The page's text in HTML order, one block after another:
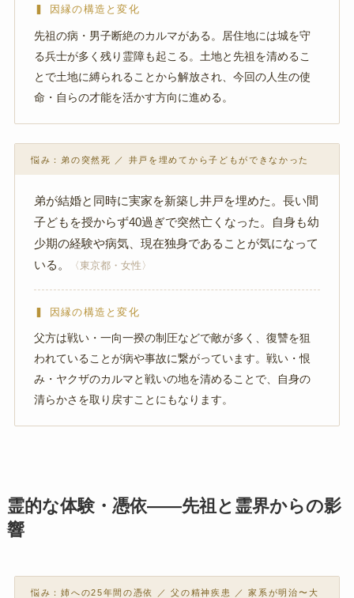
▍ 因縁の構造と変化
先祖の病・男子断絶のカルマがある。居住地には城を守
る兵士が多く残り霊障も起こる。土地と先祖を清めるこ
とで土地に縛られることから解放され、今回の人生の使
命・自らの才能を活かす方向に進める。
悩み：弟の突然死 ／ 井戸を埋めてから子どもができなかった
弟が結婚と同時に実家を新築し井戸を埋めた。長い間
子どもを授からず40過ぎで突然亡くなった。自身も幼
少期の経験や病気、現在独身であることが気になって
いる。
〈東京都・女性〉
▍ 因縁の構造と変化
父方は戦い・一向一揆の制圧などで敵が多く、復讐を狙
われていることが病や事故に繋がっています。戦い・恨
み・ヤクザのカルマと戦いの地を清めることで、自身の
清らかさを取り戻すことにもなります。
霊的な体験・憑依——先祖と霊界からの影
響
悩み：姉への25年間の憑依 ／ 父の精神疾患 ／ 家系が明治〜大